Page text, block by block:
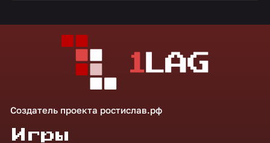
Создатель проекта ростислав.рф
Игры